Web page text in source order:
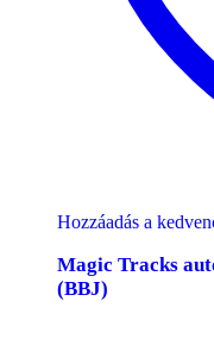
Hozzáadás a
Magic Tracks
(BBJ)